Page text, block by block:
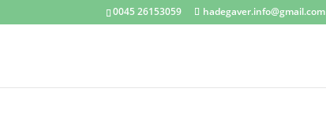
0045 26153059 hadegaver.info@gmail.com